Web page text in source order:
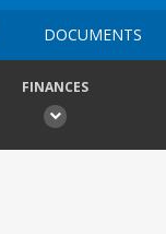
DOCUMENTS
FINANCES